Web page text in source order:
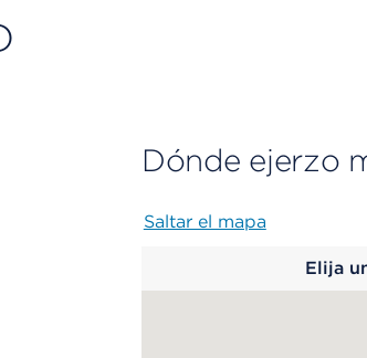
Dónde ejerzo
Saltar el mapa
Elija